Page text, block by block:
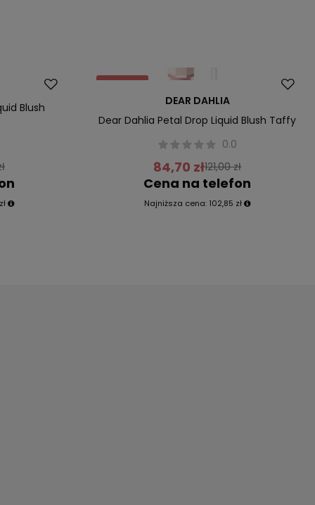
Blush
Promocja
DEAR DAHLIA
Dear Dahlia Petal Drop Liquid Blush Taffy
0.0
84,70 zł121,00 zł
Cena na telefon
Najniższa cena: 102,85 zł